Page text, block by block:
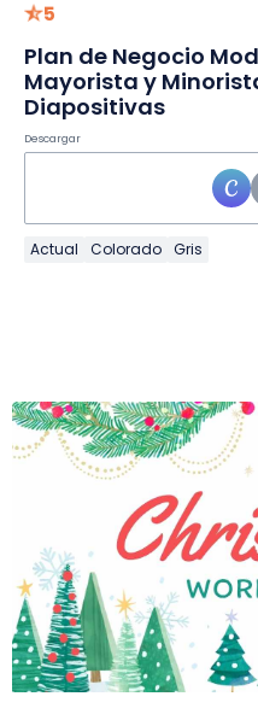
5
Plan de Negocio
Mayorista y
Diapositivas
Descargar
Actual Colorado Gris